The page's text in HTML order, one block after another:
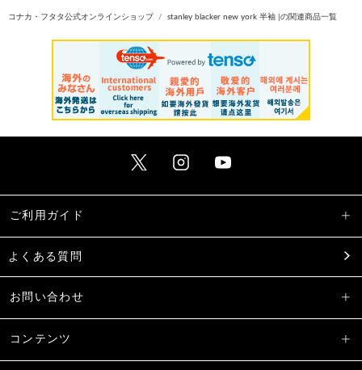
コナカ・フタタ公式オンラインショップ stanley blacker new york 半袖 |の関連商品一覧
ご利用ガイド
よくある質問
お問い合わせ
コンテンツ